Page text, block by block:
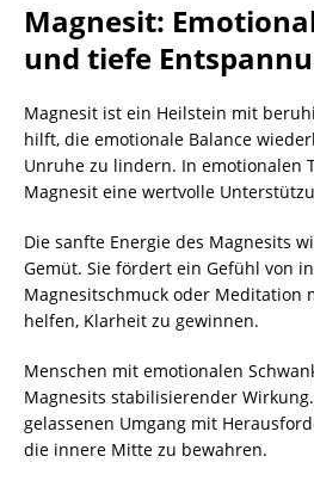
Magnesit:
und tiefe
Magnesit ist ein Heilstein mit
hilft, die emotionale Balance
Unruhe zu lindern. In emotionalen
Magnesit eine wertvolle
Die sanfte Energie des Magnesits
Gemüt. Sie fördert ein Gefühl von
Magnesitschmuck oder Meditation
helfen, Klarheit zu gewinnen.
Menschen mit emotionalen
Magnesits stabilisierender
gelassenen Umgang mit
die innere Mitte zu bewahren.